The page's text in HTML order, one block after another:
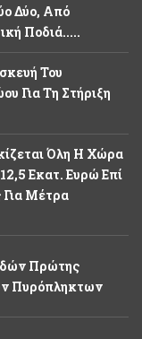
Δύο, Από
Ποδιά.....
Του
Για Τη Στήριξη
Όλη Η Χώρα
Εκατ. Ευρώ Επί
Για Μέτρα
Πρώτης
Πυρόπληκτων